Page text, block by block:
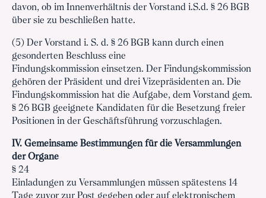
davon, ob im Innenverhältnis der Vorstand i.S.d. § 26 BGB
über sie zu beschließen hatte.
(5) Der Vorstand i. S. d. § 26 BGB kann durch einen
gesonderten Beschluss eine
Findungskommission einsetzen. Der Findungskommission
gehören der Präsident und drei Vizepräsidenten an. Die
Findungskommission hat die Aufgabe, dem Vorstand gem.
§ 26 BGB geeignete Kandidaten für die Besetzung freier
Positionen in der Geschäftsführung vorzuschlagen.
IV. Gemeinsame Bestimmungen für die Versammlungen
der Organe
§ 24
Einladungen zu Versammlungen müssen spätestens 14